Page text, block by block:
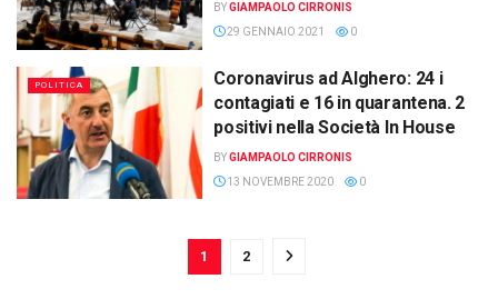
BYGIAMPAOLO CIRRONIS
29 GENNAIO 2021
0
POLITICA
Coronavirus ad Alghero: 24 i
contagiati e 16 in quarantena. 2
positivi nella Società In House
BYGIAMPAOLO CIRRONIS
13 NOVEMBRE 2020
0
1 2